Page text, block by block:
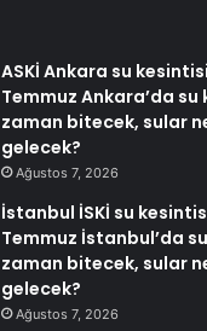
ASKİ Ankara su
Temmuz Ankara’da su
zaman bitecek, sular
gelecek?
Ağustos 7, 2026
İstanbul İSKİ su
Temmuz İstanbul’da
zaman bitecek, sular
gelecek?
Ağustos 7, 2026